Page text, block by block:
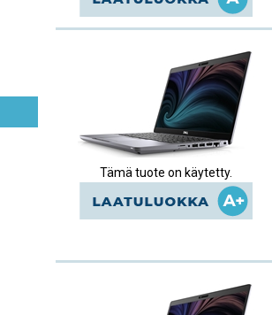
Tämä tuote on käytetty.